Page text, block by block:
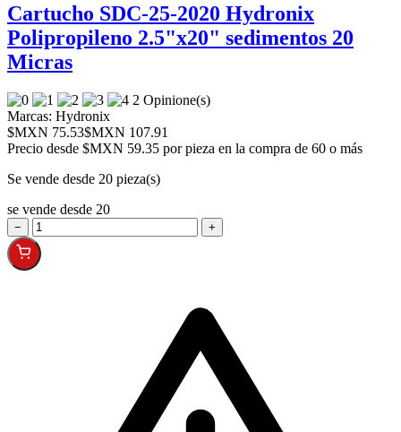
Cartucho SDC-25-2020 Hydronix
Polipropileno 2.5"x20" sedimentos 20
Micras
2 Opinione(s)
Marcas: Hydronix
$MXN 75.53$MXN 107.91
Precio desde $MXN 59.35 por pieza en la compra de 60 o más
Se vende desde 20 pieza(s)
se vende desde 20
− +